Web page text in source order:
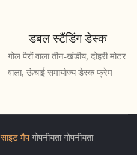
डबल स्टैंडिंग डेस्क
गोल पैरों वाला तीन-खंडीय, दोहरी मोटर
वाला, ऊंचाई समायोज्य डेस्क फ्रेम
साइट मैपगोपनीयता गोपनीयता